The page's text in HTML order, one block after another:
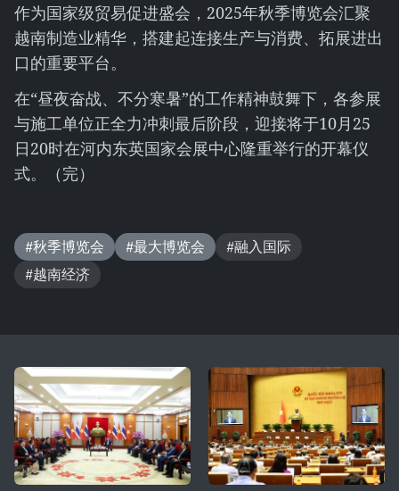
作为国家级贸易促进盛会，2025年秋季博览会汇聚
越南制造业精华，搭建起连接生产与消费、拓展进出
口的重要平台。
在“昼夜奋战、不分寒暑”的工作精神鼓舞下，各参展
与施工单位正全力冲刺最后阶段，迎接将于10月25
日20时在河内东英国家会展中心隆重举行的开幕仪
式。（完）
#秋季博览会 #最大博览会
#融入国际
#越南经济